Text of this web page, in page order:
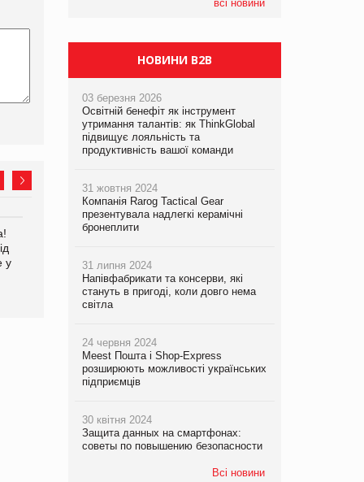
у
EVA.UA запустила
асортимент, якого покупці
не очікують побачити на
платформі
всі новини
НОВИНИ B2B
03 березня 2026
Освітній бенефіт як інструмент
утримання талантів: як ThinkGlobal
підвищує лояльність та
продуктивність вашої команди
31 жовтня 2024
Компанія Rarog Tactical Gear
презентувала надлегкі керамічні
бронеплити
31 липня 2024
Напівфабрикати та консерви, які
стануть в пригоді, коли довго нема
світла
24 червня 2024
Meest Пошта і Shop-Express
розширюють можливості українських
підприємців
30 квітня 2024
Защита данных на смартфонах:
советы по повышению безопасности
Всі новини